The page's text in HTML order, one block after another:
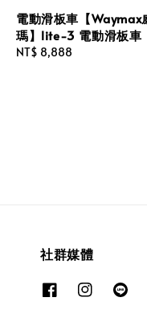
電動滑板車【Waymax
瑪】lite-3 電動滑板車
Regular
NT$ 8,888
社群媒體